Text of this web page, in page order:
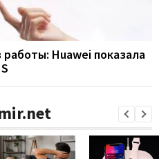
Huawei показала